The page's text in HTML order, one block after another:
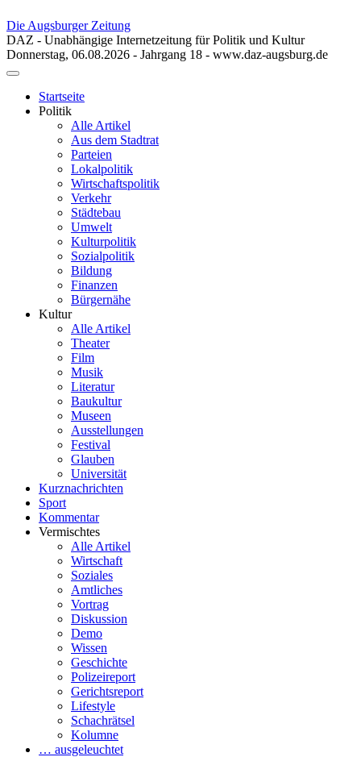
Die Augsburger Zeitung
DAZ - Unabhängige Internetzeitung für Politik und Kultur
Donnerstag, 06.08.2026 - Jahrgang 18 - www.daz-augsburg.de
Toggle
navigationStartseite
Politik
Alle Artikel
Aus dem Stadtrat
Parteien
Lokalpolitik
Wirtschaftspolitik
Verkehr
Städtebau
Umwelt
Kulturpolitik
Sozialpolitik
Bildung
Finanzen
Bürgernähe
Kultur
Alle Artikel
Theater
Film
Musik
Literatur
Baukultur
Museen
Ausstellungen
Festival
Glauben
Universität
Kurznachrichten
Sport
Kommentar
Vermischtes
Alle Artikel
Wirtschaft
Soziales
Amtliches
Vortrag
Diskussion
Demo
Wissen
Geschichte
Polizeireport
Gerichtsreport
Lifestyle
Schachrätsel
Kolumne
… ausgeleuchtet